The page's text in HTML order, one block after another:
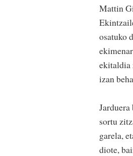
Mattin
osatuko
ekitaldia
izan
sortu
garela,
diote,